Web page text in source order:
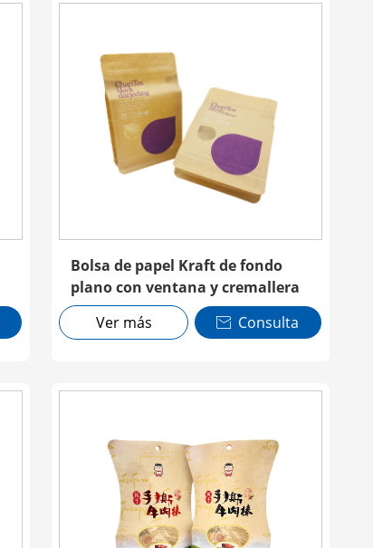
Bolsa de papel Kraft de fondo
plano con ventana y cremallera
Ver más
 Consulta